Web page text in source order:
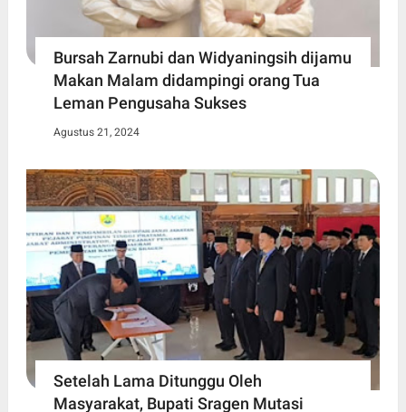
Bursah Zarnubi dan Widyaningsih dijamu
Makan Malam didampingi orang Tua
Leman Pengusaha Sukses
Agustus 21, 2024
Setelah Lama Ditunggu Oleh
Masyarakat, Bupati Sragen Mutasi